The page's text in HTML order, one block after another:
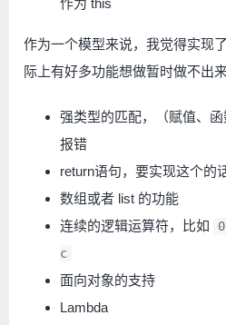
作为一个模型来说，我觉得实现
际上有好多功能想做暂时做不出
强类型的匹配，（赋值、
报错
return语句，要实现这个的
数组或者 list 的功能
连续的逻辑运算符，比如
c
面向对象的支持
Lambda